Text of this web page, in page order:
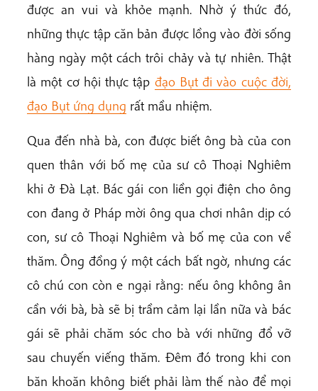
được an vui và khỏe mạnh. Nhờ ý thức đó,
những thực tập căn bản được lồng vào đời sống
hàng ngày một cách trôi chảy và tự nhiên. Thật
là một cơ hội thực tập đạo Bụt đi vào cuộc đời,
đạo Bụt ứng dụng rất mầu nhiệm.
Qua đến nhà bà, con được biết ông bà của con
quen thân với bố mẹ của sư cô Thoại Nghiêm
khi ở Đà Lạt. Bác gái con liền gọi điện cho ông
con đang ở Pháp mời ông qua chơi nhân dịp có
con, sư cô Thoại Nghiêm và bố mẹ của con về
thăm. Ông đồng ý một cách bất ngờ, nhưng các
cô chú con còn e ngại rằng: nếu ông không ân
cần với bà, bà sẽ bị trầm cảm lại lần nữa và bác
gái sẽ phải chăm sóc cho bà với những đổ vỡ
sau chuyến viếng thăm. Đêm đó trong khi con
băn khoăn không biết phải làm thế nào để mọi